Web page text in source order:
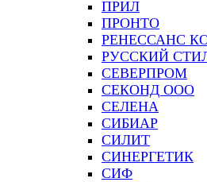
ПРИЛ
ПРОНТО
РЕНЕССАНС
РУССКИЙ
СЕВЕРПРОМ
СЕКОНД ООО
СЕЛЕНА
СИБИАР
СИЛИТ
СИНЕРГЕТИК
СИФ